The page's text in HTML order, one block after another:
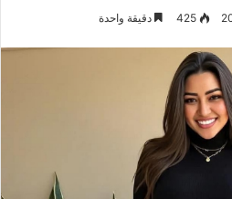
425 دقيقة واحدة